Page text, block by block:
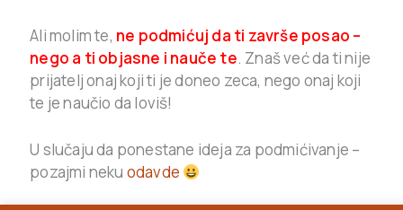
Ali molim te, ne podmićuj da ti završe posao –
nego a ti objasne i nauče te. Znaš već da ti nije
prijatelj onaj koji ti je doneo zeca, nego onaj koji
te je naučio da loviš!
U slučaju da ponestane ideja za podmićivanje –
pozajmi neku odavde